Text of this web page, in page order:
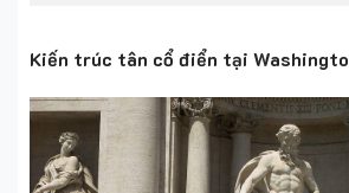
Kiến trúc tân cổ điển tại